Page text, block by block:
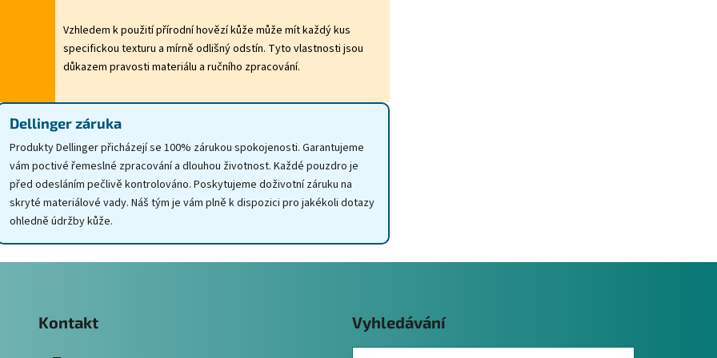
Vzhledem k použití přírodní hovězí kůže může mít každý kus
specifickou texturu a mírně odlišný odstín. Tyto vlastnosti jsou
důkazem pravosti materiálu a ručního zpracování.
Dellinger záruka
Produkty Dellinger přicházejí se 100% zárukou spokojenosti. Garantujeme
vám poctivé řemeslné zpracování a dlouhou životnost. Každé pouzdro je
před odesláním pečlivě kontrolováno. Poskytujeme doživotní záruku na
skryté materiálové vady. Náš tým je vám plně k dispozici pro jakékoli dotazy
ohledně údržby kůže.
Kontakt Vyhledávání